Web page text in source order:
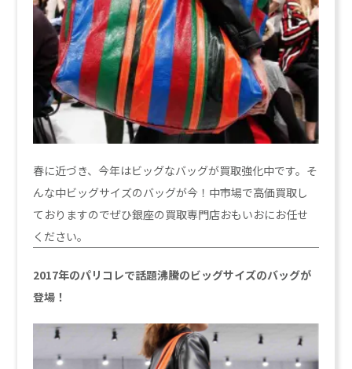
春に近づき、今年はビッグなバッグが買取強化中です。そ
んな中ビッグサイズのバッグが今！中市場で高価買取し
ておりますのでぜひ銀座の買取専門店おもいおにお任せ
ください。
2017年のパリコレで話題沸騰のビッグサイズのバッグが
登場！